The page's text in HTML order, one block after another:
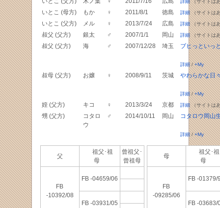
詳細（サイトは
いとこ (母方) もか ♀ 2011/8/1 徳島 詳細（サイトは
いとこ (父方) メル ♀ 2013/7/24 広島 詳細（サイトは
叔父 (父方) 銀太 ♂ 2007/1/1 岡山 詳細（サイトは
叔父 (父方) 海 ♂ 2007/12/28 埼玉 ブヒっといっ
詳細/+My
叔母 (父方) お嬢 ♀ 2008/9/11 茨城 やわらかな日
詳細/+My
姪 (父方) キコ ♀ 2013/3/24 京都 詳細（サイトは
甥 (父方)
コタロ
ウ
♂ 2014/10/11 岡山 コタロウ岡山
詳細/+My
父
祖父･祖
母
曾祖父･
曾祖母
FB
-10392/08
FB -04659/06
FB -03931/05
母
祖父･祖
母
FB
-09285/06
FB -01379/
FB -03683/